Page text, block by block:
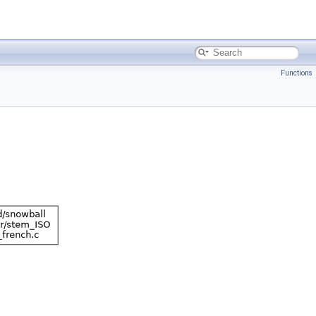
Functions